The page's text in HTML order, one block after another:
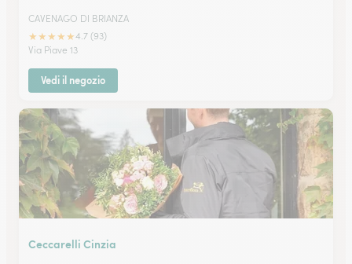
CAVENAGO DI BRIANZA
★★★★★4.7 (93)
Via Piave 13
Vedi il negozio
Ceccarelli Cinzia